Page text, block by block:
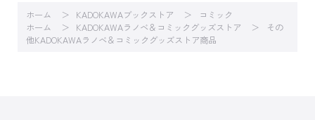
ホーム KADOKAWAブックストア
コミック
ホーム
KADOKAWAラノベ＆コミックグッズストア
その
他KADOKAWAラノベ＆コミックグッズストア商品